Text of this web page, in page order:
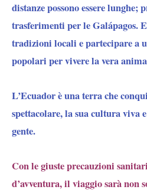
distanze possono essere lunghe;
trasferimenti per le Galápagos.
tradizioni locali e partecipare a
popolari per vivere la vera
L’Ecuador è una terra che
spettacolare, la sua cultura viva
gente.
Con le giuste precauzioni
d’avventura, il viaggio sarà non